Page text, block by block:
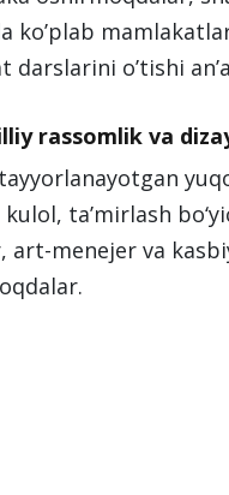
ko’plab
o’tishi
rassomlik va
ta’mirlash
art-menejer va